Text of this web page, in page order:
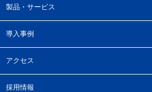
製品・サービス
導入事例
アクセス
採用情報